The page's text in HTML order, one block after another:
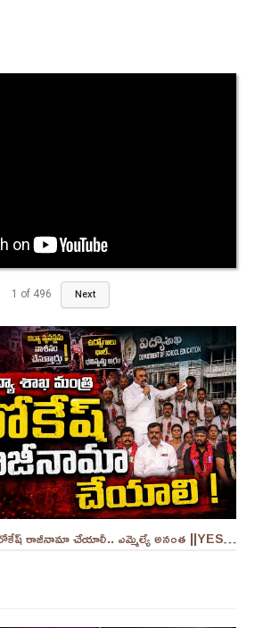
1 of 496 Next
విద్యా శాఖ మంత్రి పదవి లోకేష్ రాజీనామా చేయాలీ.. ఎమ్మెల్యే అనంత ||YES 9TV